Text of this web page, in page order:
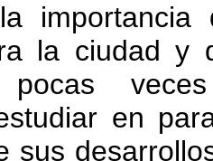
importancia
la ciudad y
pocas
en
sus